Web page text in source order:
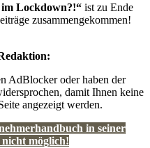
Lockdown?!“ ist zu Ende
zusammengekommen!
AdBlocker oder haben der
damit Ihnen keine
angezeigt werden.
in seiner
möglich!